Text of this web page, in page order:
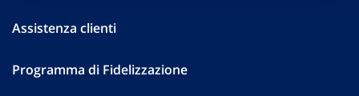
Assistenza clienti
Programma di Fidelizzazione